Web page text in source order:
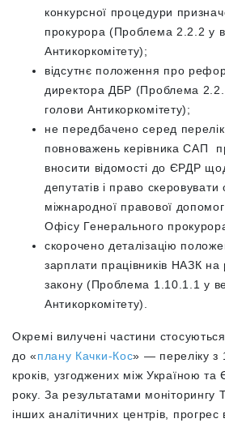
конкурсної процедури
прокурора (Проблема 2.2.2 у
Антикоркомітету);
відсутнє положення про
директора ДБР (Проблема 2.2.7
голови Антикоркомітету);
не передбачено серед
повноважень керівника САП
вносити відомості до ЄРДР
депутатів і право скеровувати
міжнародної правової
Офісу Генерального
скорочено деталізацію
зарплати працівників НАЗК на
закону (Проблема 1.10.1.1 у
Антикоркомітету).
Окремі вилучені частини
до «плану Качки-Кос» — переліку з
кроків, узгоджених між Україною та
року. За результатами моніторингу
інших аналітичних центрів,